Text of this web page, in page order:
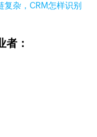
杂，CRM怎样识别
者：